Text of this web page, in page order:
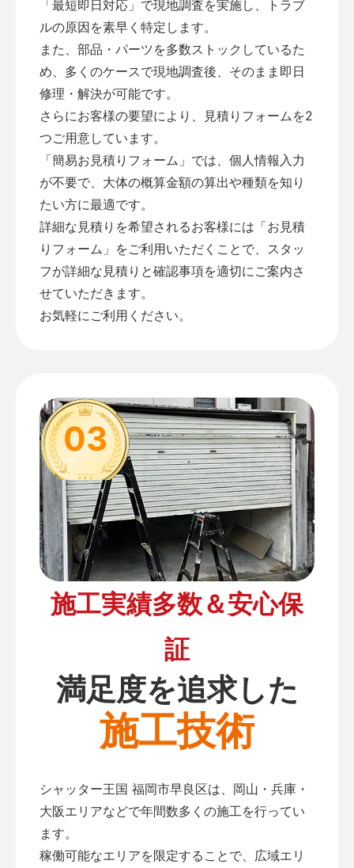
「最短即日対応」で現地調査を実施し、トラブ
ルの原因を素早く特定します。
また、部品・パーツを多数ストックしているた
め、多くのケースで現地調査後、そのまま即日
修理・解決が可能です。
さらにお客様の要望により、見積りフォームを2
つご用意しています。
「簡易お見積りフォーム 」では、個人情報入力
が不要で、大体の概算金額の算出や種類を知り
たい方に最適です。
詳細な見積りを希望されるお客様には「お見積
りフォーム 」をご利用いただくことで、スタッ
フが詳細な見積りと確認事項を適切にご案内さ
せていただきます。
お気軽にご利用ください。
03
施工実績多数＆安心保
証
満足度を追求した
施工技術
シャッター王国 福岡市早良区は、岡山・兵庫・
大阪エリアなどで年間数多くの施工を行ってい
ます。
稼働可能なエリアを限定することで、広域エリ